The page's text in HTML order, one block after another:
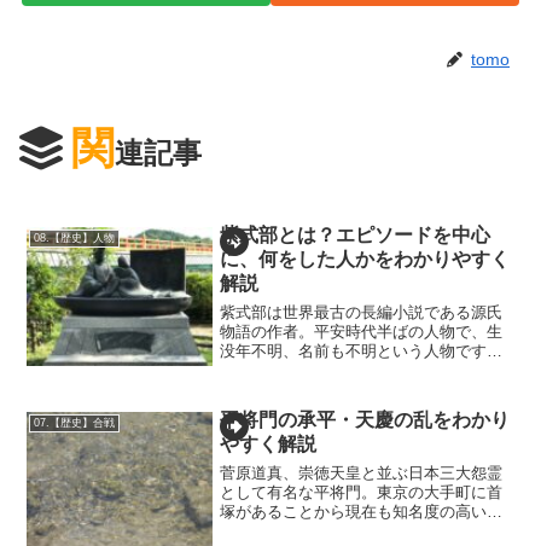
tomo
関連記事
08.【歴史】人物
紫式部とは？エピソードを中心
に、何をした人かをわかりやすく
解説
紫式部は世界最古の長編小説である源氏
物語の作者。平安時代半ばの人物で、生
没年不明、名前も不明という人物です。
の少女時代平安時代の中期、京（京都）
に藤原為時（ふじわら...
07.【歴史】合戦
平将門の承平・天慶の乱をわかり
やすく解説
菅原道真、崇徳天皇と並ぶ日本三大怨霊
として有名な平将門。東京の大手町に首
塚があることから現在も知名度の高い人